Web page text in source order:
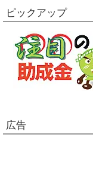
ピックアップ
広告